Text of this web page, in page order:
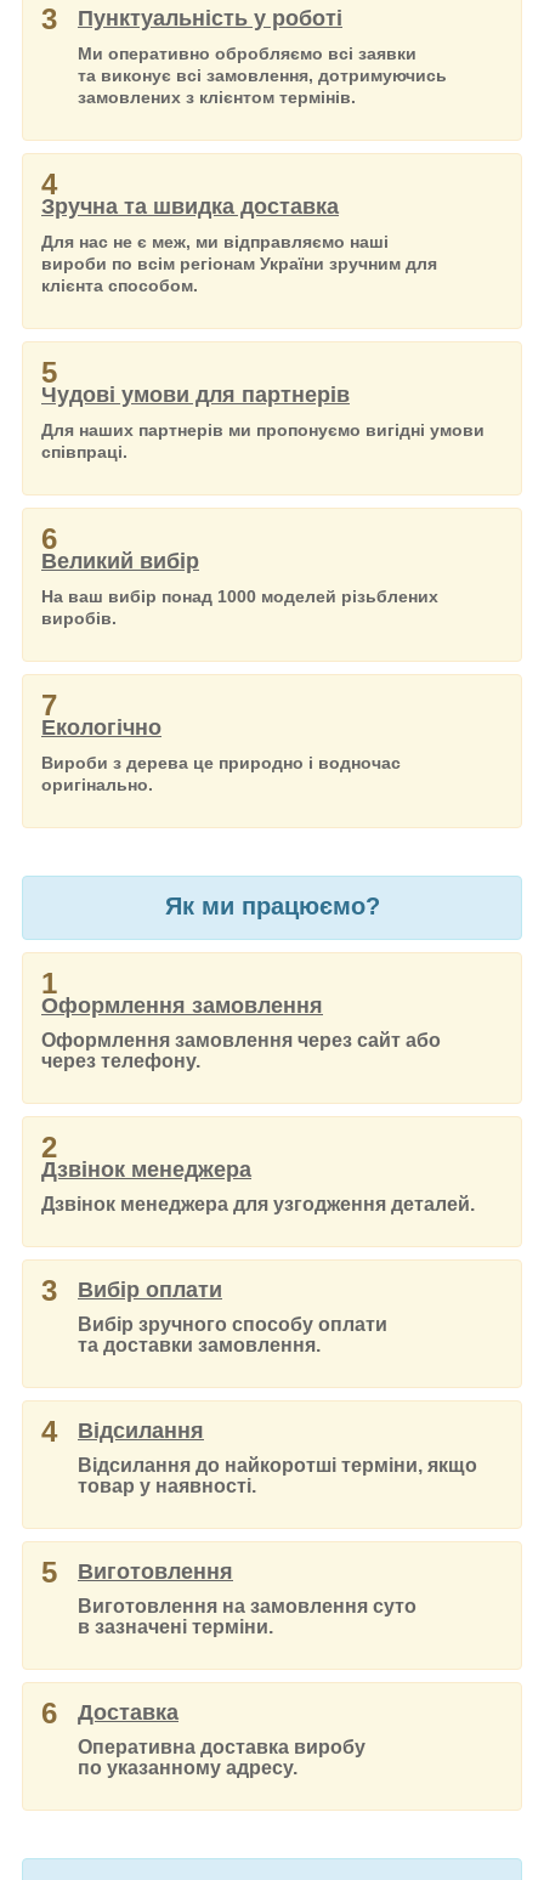
3 Пунктуальність у роботі
Ми оперативно обробляємо всі заявки
та виконує всі замовлення, дотримуючись
замовлених з клієнтом термінів.
4
Зручна та швидка доставка
Для нас не є меж, ми відправляємо наші
вироби по всім регіонам України зручним для
клієнта способом.
5
Чудові умови для партнерів
Для наших партнерів ми пропонуємо вигідні умови
співпраці.
6
Великий вибір
На ваш вибір понад 1000 моделей різьблених
виробів.
7
Екологічно
Вироби з дерева це природно і водночас
оригінально.
Як ми працюємо?
1
Оформлення замовлення
Оформлення замовлення через сайт або
через телефону.
2
Дзвінок менеджера
Дзвінок менеджера для узгодження деталей.
3 Вибір оплати
Вибір зручного способу оплати
та доставки замовлення.
4 Відсилання
Відсилання до найкоротші терміни, якщо
товар у наявності.
5 Виготовлення
Виготовлення на замовлення суто
в зазначені терміни.
6 Доставка
Оперативна доставка виробу
по указанному адресу.